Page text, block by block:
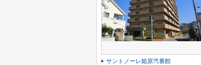
サントノーレ姫原弐番館